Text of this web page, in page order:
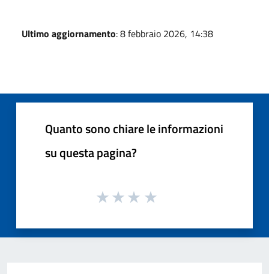
Ultimo aggiornamento: 8 febbraio 2026, 14:38
Quanto sono chiare le informazioni
su questa pagina?